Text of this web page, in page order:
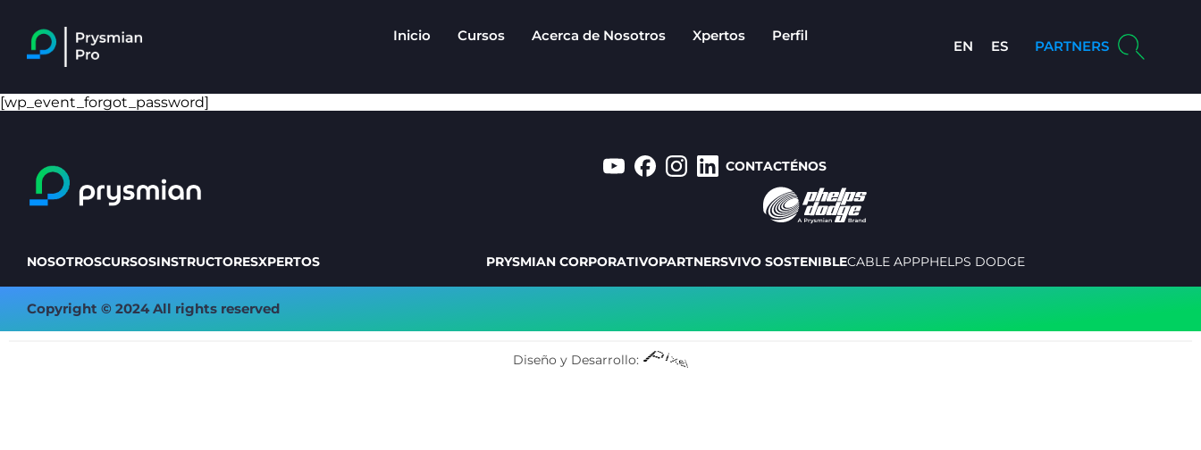
Inicio Cursos Acerca de Nosotros Xpertos Perfil
EN ES PARTNERS
[wp_event_forgot_password]
CONTACTÉNOS
NOSOTROSCURSOSINSTRUCTORESXPERTOS PRYSMIAN CORPORATIVOPARTNERSVIVO SOSTENIBLECABLE APPPHELPS DODGE
Copyright © 2024 All rights reserved
Diseño y Desarrollo: